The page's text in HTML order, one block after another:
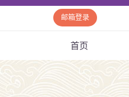
邮箱登录
首页